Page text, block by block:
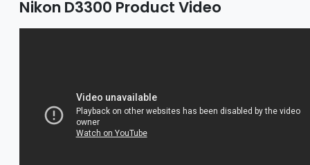
Nikon D3300 Product Video